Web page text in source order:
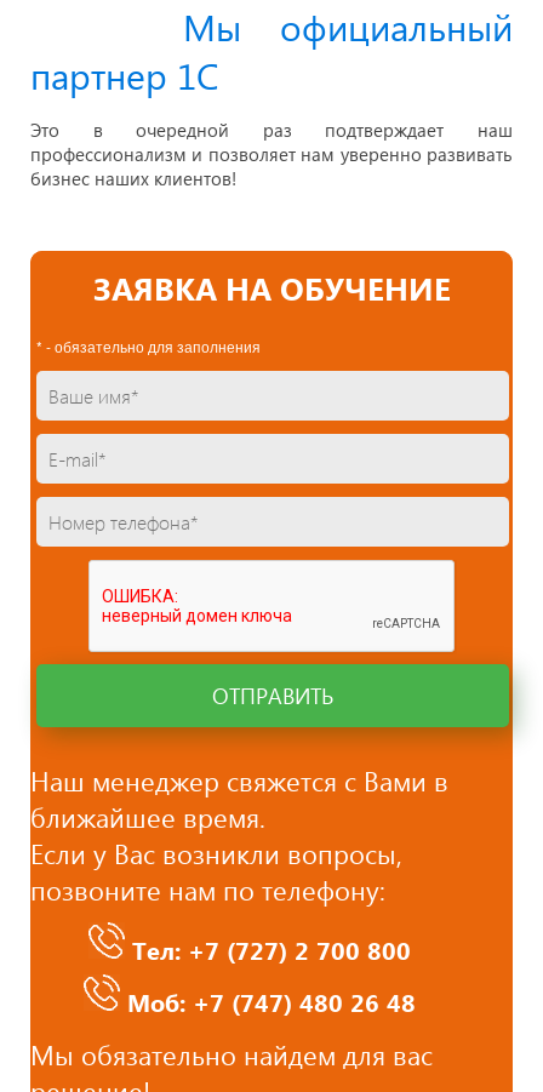
Мы официальный
партнер 1С
Это в очередной раз подтверждает наш
профессионализм и позволяет нам уверенно развивать
бизнес наших клиентов!
ЗАЯВКА НА ОБУЧЕНИЕ
* - обязательно для заполнения
ОТПРАВИТЬ
Наш менеджер свяжется с Вами в
ближайшее время.
Если у Вас возникли вопросы,
позвоните нам по телефону:
Тел: +7 (727) 2 700 800
Моб: +7 (747) 480 26 48
Мы обязательно найдем для вас